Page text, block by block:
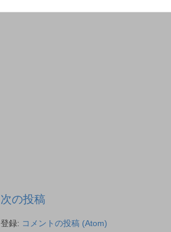
次の投稿
登録: コメントの投稿 (Atom)